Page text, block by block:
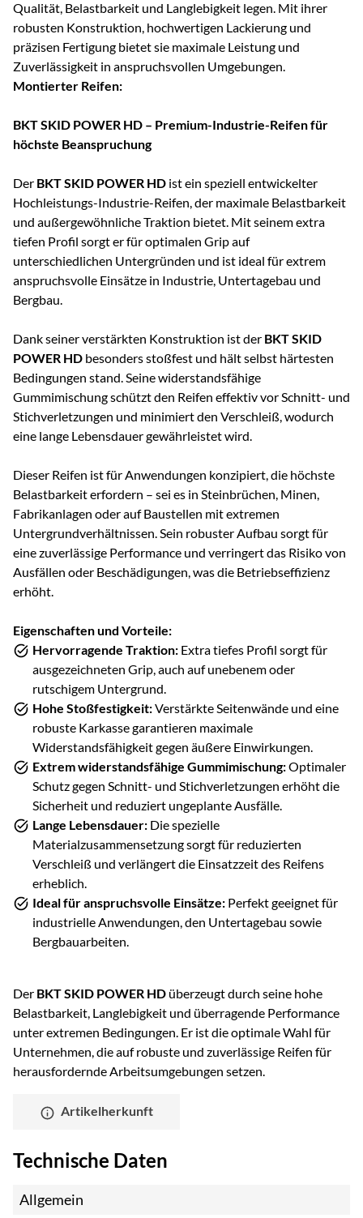
Qualität, Belastbarkeit und Langlebigkeit legen. Mit ihrer
robusten Konstruktion, hochwertigen Lackierung und
präzisen Fertigung bietet sie maximale Leistung und
Zuverlässigkeit in anspruchsvollen Umgebungen.
Montierter Reifen:
BKT SKID POWER HD – Premium-Industrie-Reifen für
höchste Beanspruchung
Der BKT SKID POWER HD ist ein speziell entwickelter
Hochleistungs-Industrie-Reifen, der maximale Belastbarkeit
und außergewöhnliche Traktion bietet. Mit seinem extra
tiefen Profil sorgt er für optimalen Grip auf
unterschiedlichen Untergründen und ist ideal für extrem
anspruchsvolle Einsätze in Industrie, Untertagebau und
Bergbau.
Dank seiner verstärkten Konstruktion ist der BKT SKID
POWER HD besonders stoßfest und hält selbst härtesten
Bedingungen stand. Seine widerstandsfähige
Gummimischung schützt den Reifen effektiv vor Schnitt- und
Stichverletzungen und minimiert den Verschleiß, wodurch
eine lange Lebensdauer gewährleistet wird.
Dieser Reifen ist für Anwendungen konzipiert, die höchste
Belastbarkeit erfordern – sei es in Steinbrüchen, Minen,
Fabrikanlagen oder auf Baustellen mit extremen
Untergrundverhältnissen. Sein robuster Aufbau sorgt für
eine zuverlässige Performance und verringert das Risiko von
Ausfällen oder Beschädigungen, was die Betriebseffizienz
erhöht.
Eigenschaften und Vorteile:
Hervorragende Traktion: Extra tiefes Profil sorgt für
ausgezeichneten Grip, auch auf unebenem oder
rutschigem Untergrund.
Hohe Stoßfestigkeit:Verstärkte Seitenwände und eine
robuste Karkasse garantieren maximale
Widerstandsfähigkeit gegen äußere Einwirkungen.
Extrem widerstandsfähige Gummimischung:Optimaler
Schutz gegen Schnitt- und Stichverletzungen erhöht die
Sicherheit und reduziert ungeplante Ausfälle.
Lange Lebensdauer: Die spezielle
Materialzusammensetzung sorgt für reduzierten
Verschleiß und verlängert die Einsatzzeit des Reifens
erheblich.
Ideal für anspruchsvolle Einsätze: Perfekt geeignet für
industrielle Anwendungen, den Untertagebau sowie
Bergbauarbeiten.
Der BKT SKID POWER HD überzeugt durch seine hohe
Belastbarkeit, Langlebigkeit und überragende Performance
unter extremen Bedingungen. Er ist die optimale Wahl für
Unternehmen, die auf robuste und zuverlässige Reifen für
herausfordernde Arbeitsumgebungen setzen.
Artikelherkunft
Technische Daten
Allgemein